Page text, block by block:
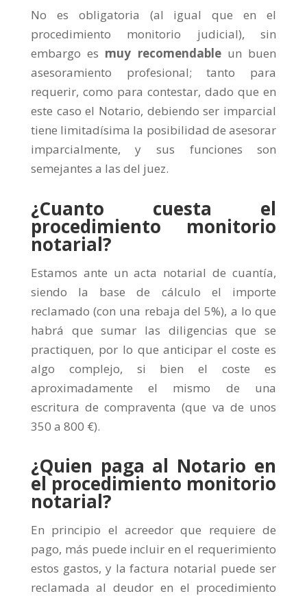
No es obligatoria (al igual que en el
procedimiento monitorio judicial), sin
embargo es muy recomendableun buen
asesoramiento profesional; tanto para
requerir, como para contestar, dado que en
este caso el Notario, debiendo ser imparcial
tiene limitadísima la posibilidad de asesorar
imparcialmente, y sus funciones son
semejantes a las del juez.
¿Cuanto cuesta el
procedimiento monitorio
notarial?
Estamos ante un acta notarial de cuantía,
siendo la base de cálculo el importe
reclamado (con una rebaja del 5%), a lo que
habrá que sumar las diligencias que se
practiquen, por lo que anticipar el coste es
algo complejo, si bien el coste es
aproximadamente el mismo de una
escritura de compraventa (que va de unos
350 a 800 €).
¿Quien paga al Notario en
el procedimiento monitorio
notarial?
En principio el acreedor que requiere de
pago, más puede incluir en el requerimiento
estos gastos, y la factura notarial puede ser
reclamada al deudor en el procedimiento